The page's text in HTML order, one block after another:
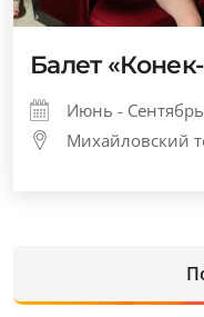
Балет
Июнь -
Михайловский